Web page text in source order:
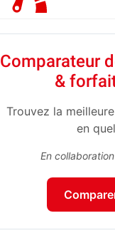
Comparateur
&
Trouvez la
en
En